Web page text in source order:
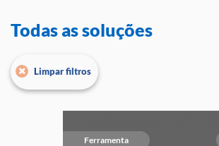
Todas as soluções
Limpar filtros
Ferramenta